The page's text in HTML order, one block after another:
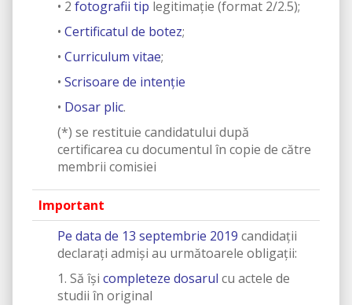
• 2 fotografii tip legitimație (format 2/2.5);
• Certificatul de botez;
• Curriculum vitae;
• Scrisoare de intenție
• Dosar plic.
(*) se restituie candidatului după
certificarea cu documentul în copie de către
membrii comisiei
Important
Pe data de 13 septembrie 2019 candidaţii
declaraţi admişi au următoarele obligaţii:
1. Să îşi completeze dosarul cu actele de
studii în original